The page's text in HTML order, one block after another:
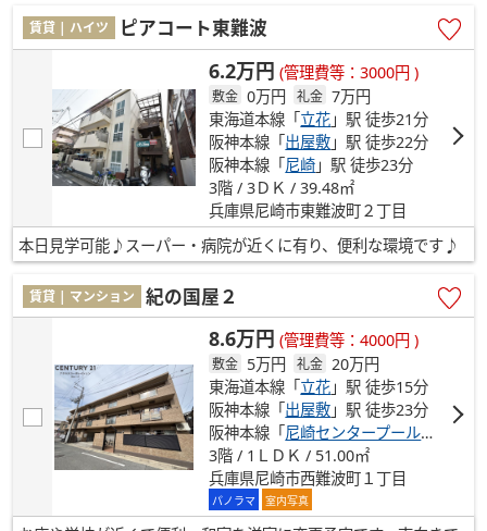
賃貸 | ハイツ ピアコート東難波
6.2万円 (管理費等：3000円 )
敷金 0万円 礼金 7万円
東海道本線「立花 」駅 徒歩21分
阪神本線「出屋敷 」駅 徒歩22分
阪神本線「尼崎 」駅 徒歩23分
3階 / 3ＤＫ / 39.48㎡
兵庫県尼崎市東難波町２丁目
本日見学可能♪スーパー・病院が近くに有り、便利な環境です♪
賃貸 | マンション 紀の国屋２
8.6万円 (管理費等：4000円 )
敷金 5万円 礼金 20万円
東海道本線「 立花 」駅 徒歩15分
阪神本線「 出屋敷 」駅 徒歩23分
阪神本線「 尼崎センタープール前
3階 / 1ＬＤＫ / 51.00㎡
兵庫県尼崎市西難波町１丁目
パノラマ 室内写真